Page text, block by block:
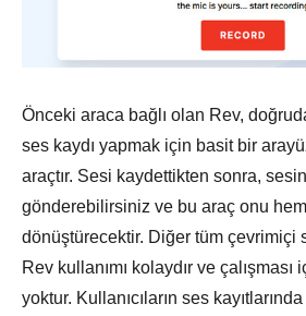
Önceki araca bağlı olan Rev,
ses kaydı yapmak için basit bir
araçtır. Sesi kaydettikten sonra,
gönderebilirsiniz ve bu araç onu
dönüştürecektir. Diğer tüm çevrimiçi
Rev kullanımı kolaydır ve
yoktur. Kullanıcıların ses